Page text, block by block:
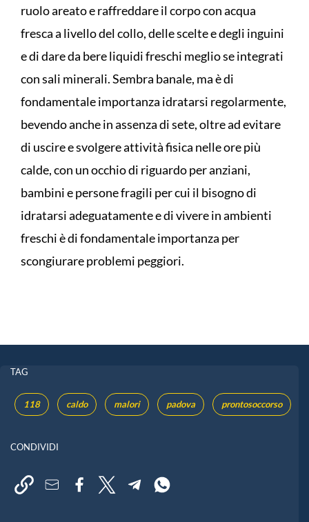
ruolo areato e raffreddare il corpo con acqua
fresca a livello del collo, delle scelte e degli inguini
e di dare da bere liquidi freschi meglio se integrati
con sali minerali. Sembra banale, ma è di
fondamentale importanza idratarsi regolarmente,
bevendo anche in assenza di sete, oltre ad evitare
di uscire e svolgere attività fisica nelle ore più
calde, con un occhio di riguardo per anziani,
bambini e persone fragili per cui il bisogno di
idratarsi adeguatamente e di vivere in ambienti
freschi è di fondamentale importanza per
scongiurare problemi peggiori.
TAG
118 caldo malori padova prontosoccorso
CONDIVIDI